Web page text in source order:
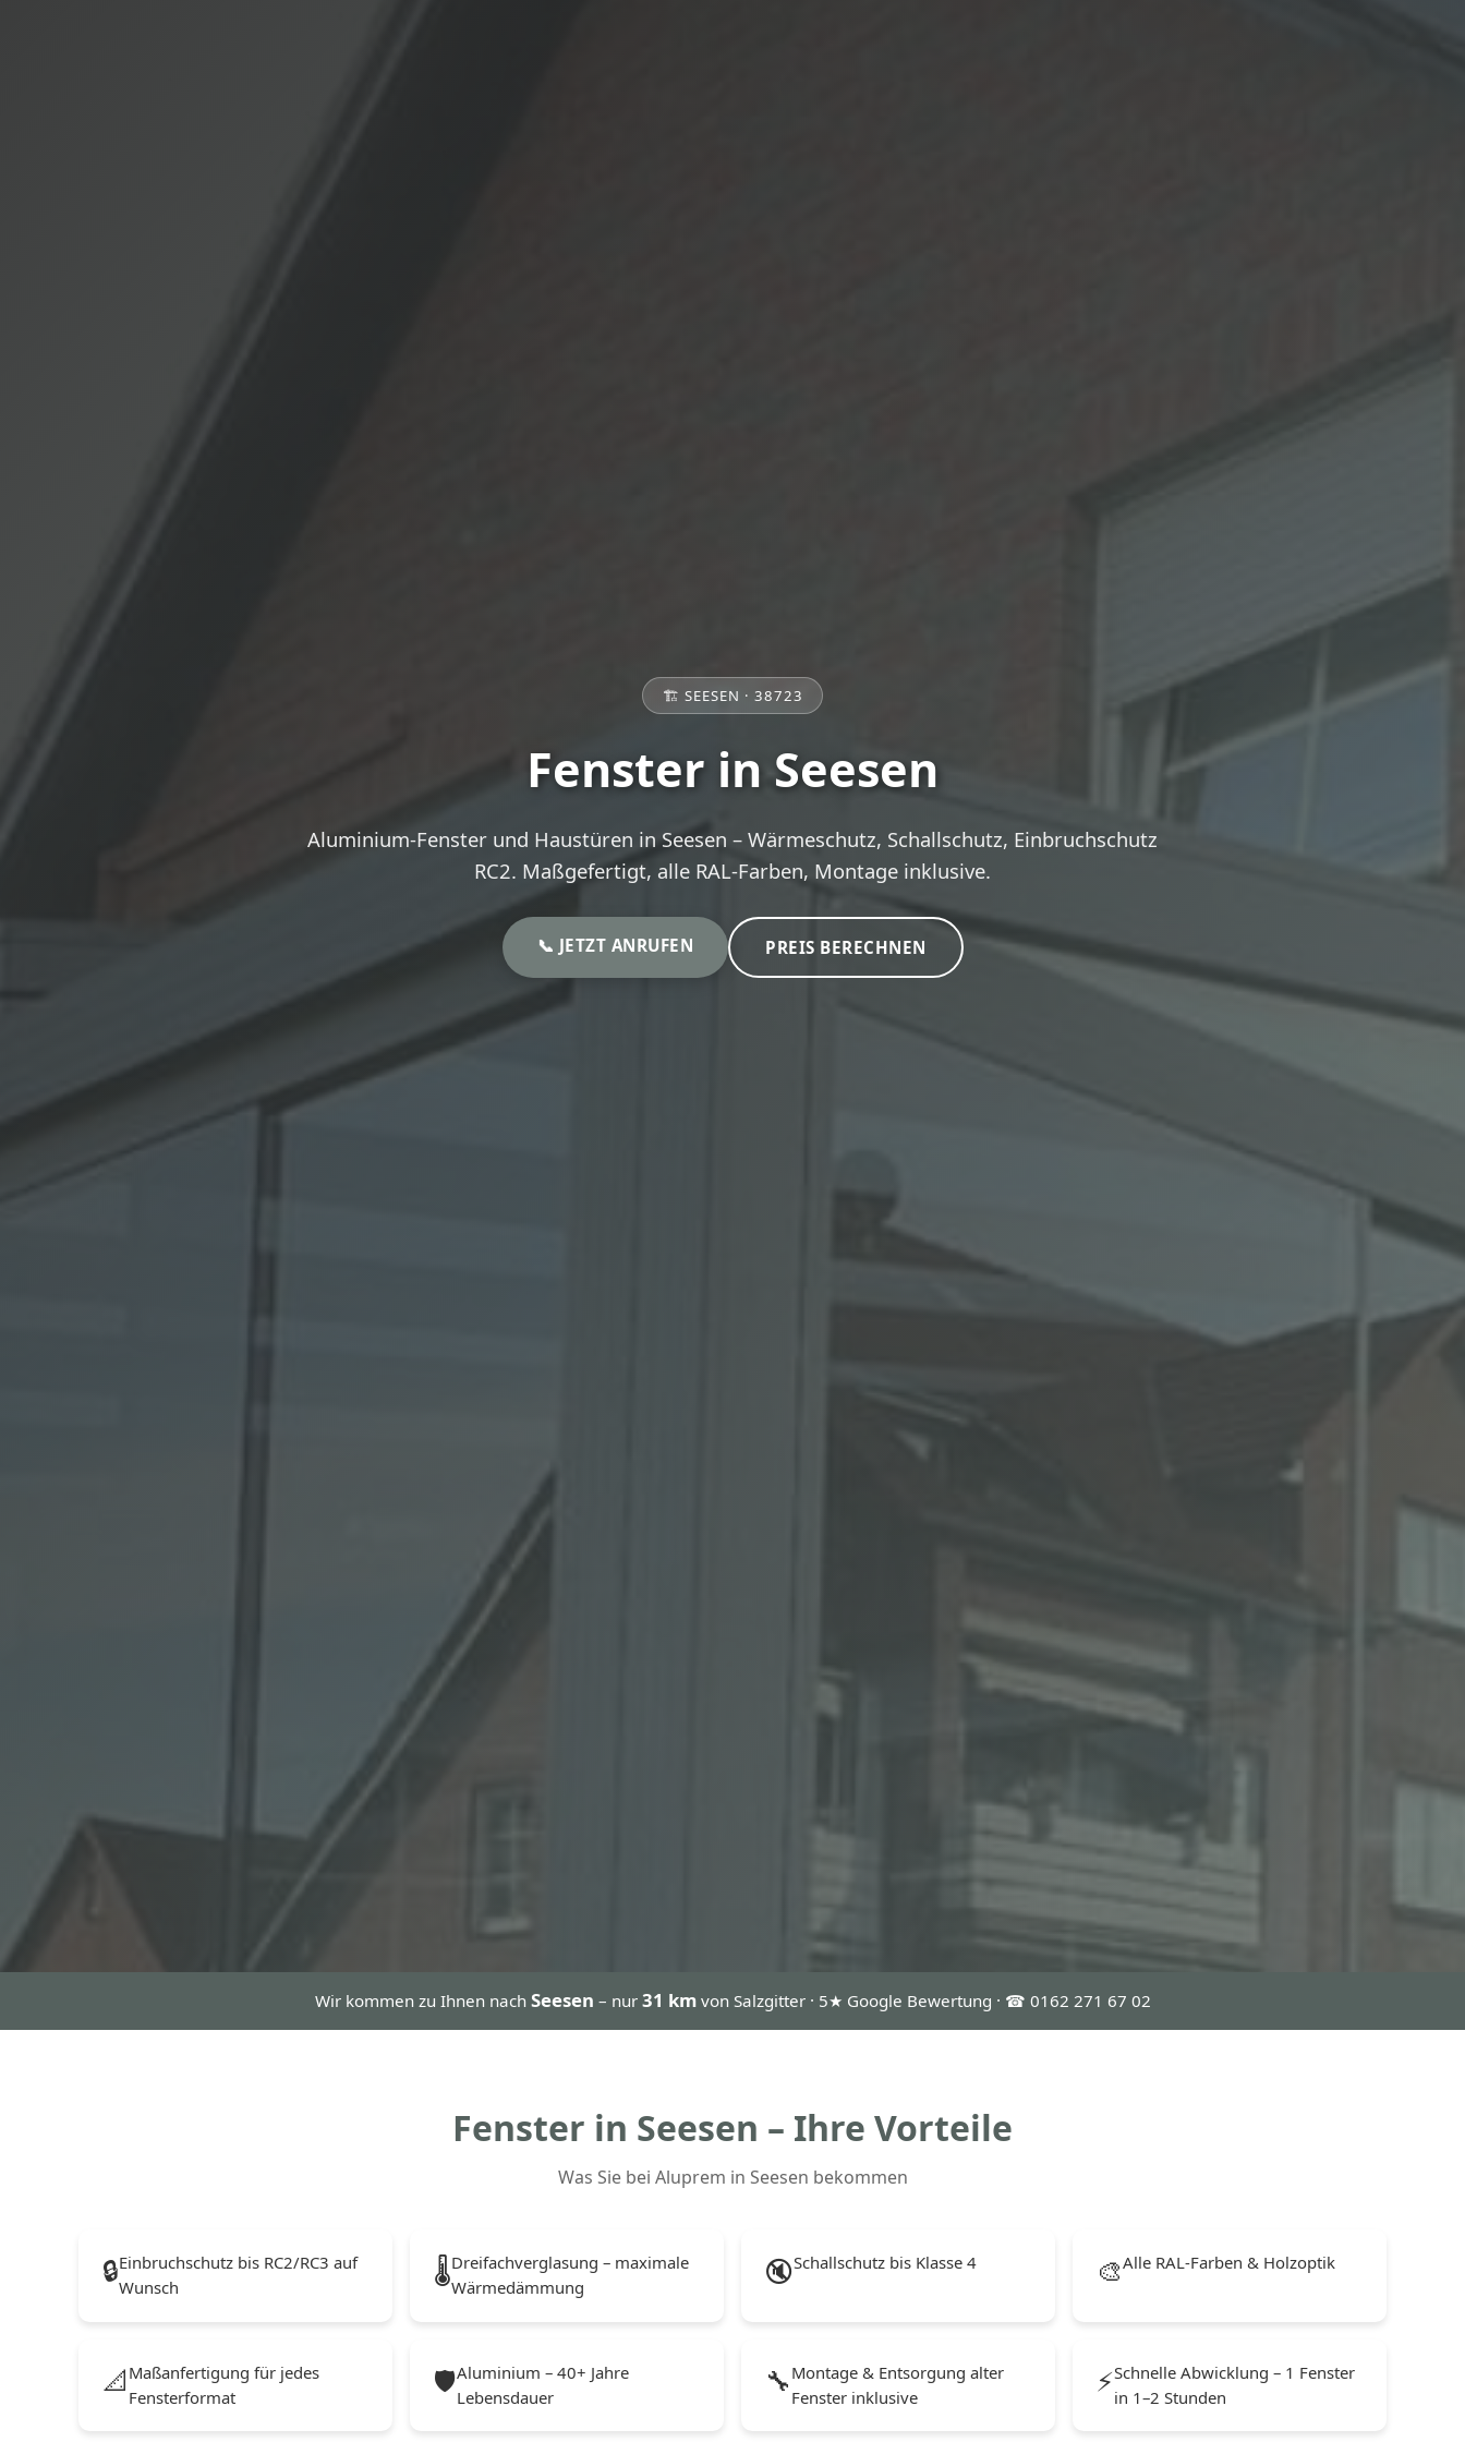
🏗️ SEESEN · 38723
Fenster in Seesen
Aluminium-Fenster und Haustüren in Seesen – Wärmeschutz, Schallschutz, Einbruchschutz
RC2. Maßgefertigt, alle RAL-Farben, Montage inklusive.
📞 JETZT ANRUFEN PREIS BERECHNEN
Wir kommen zu Ihnen nach Seesen – nur 31 kmvon Salzgitter · 5★ Google Bewertung · ☎ 0162 271 67 02
Fenster in Seesen – Ihre Vorteile
Was Sie bei Aluprem in Seesen bekommen
🔒Einbruchschutz bis RC2/RC3 auf
Wunsch
🌡️Dreifachverglasung – maximale
Wärmedämmung
🔇Schallschutz bis Klasse 4 🎨Alle RAL-Farben & Holzoptik
📐 Maßanfertigung für jedes
Fensterformat
🛡️Aluminium – 40+ Jahre
Lebensdauer
🔧 Montage & Entsorgung alter
Fenster inklusive
⚡Schnelle Abwicklung – 1 Fenster
in 1–2 Stunden